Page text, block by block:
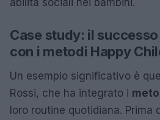
Case study: il
con i metodi Happy
Un esempio significativo è
Rossi, che ha integrato i
loro routine quotidiana. Prima